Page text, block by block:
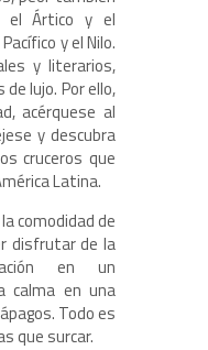
el Ártico y el
y el Nilo.
y literarios,
lujo. Por ello,
acérquese al
y descubra
cruceros que
Latina.
comodidad de
disfrutar de la
en un
calma en una
Todo es
que surcar.